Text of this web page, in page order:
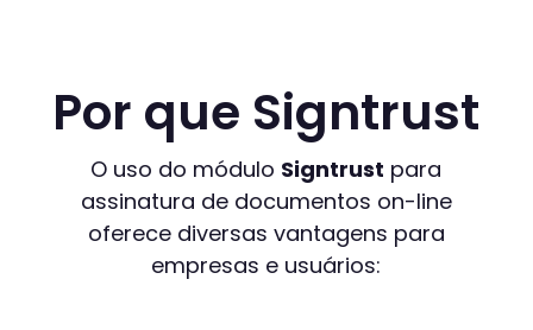
Por que Signtrust
O uso do módulo Signtrust para
assinatura de documentos on-line
oferece diversas vantagens para
empresas e usuários: